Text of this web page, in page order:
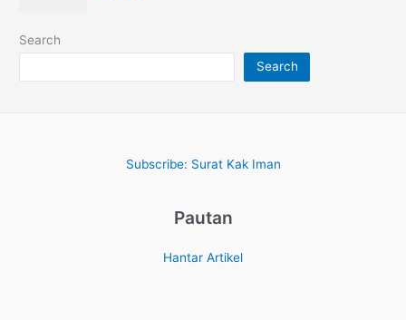
Search
Search
Subscribe: Surat Kak Iman
Pautan
Hantar Artikel